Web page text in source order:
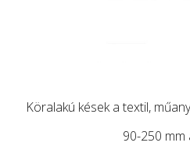
Köralakú kések a textil,
90-250 mm